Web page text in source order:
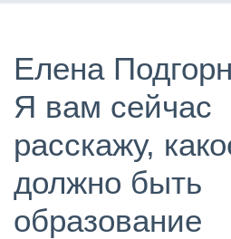
Елена
Я вам сейчас
расскажу,
должно быть
образование